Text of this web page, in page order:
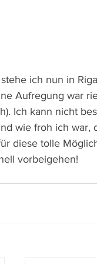
ich nun in
Aufregung war
Ich kann nicht
wie froh ich
diese tolle
vorbeigehen!